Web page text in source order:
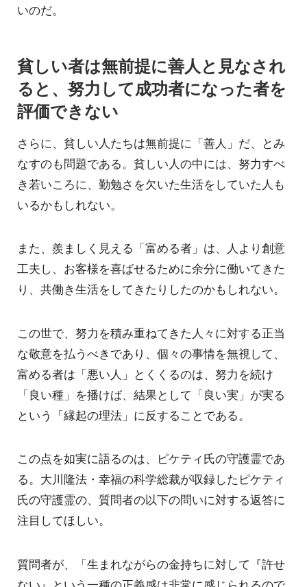
いのだ。
貧しい者は無前提に善人と見なされ
ると、努力して成功者になった者を
評価できない
さらに、貧しい人たちは無前提に「善人」だ、とみ
なすのも問題である。貧しい人の中には、努力すべ
き若いころに、勤勉さを欠いた生活をしていた人も
いるかもしれない。
また、羨ましく見える「富める者」は、人より創意
工夫し、お客様を喜ばせるために余分に働いてきた
り、共働き生活をしてきたりしたのかもしれない。
この世で、努力を積み重ねてきた人々に対する正当
な敬意を払うべきであり、個々の事情を無視して、
富める者は「悪い人」とくくるのは、努力を続け
「良い種」を播けば、結果として「良い実」が実る
という「縁起の理法」に反することである。
この点を如実に語るのは、ピケティ氏の守護霊であ
る。大川隆法・幸福の科学総裁が収録したピケティ
氏の守護霊の、質問者の以下の問いに対する返答に
注目してほしい。
質問者が、「生まれながらの金持ちに対して『許せ